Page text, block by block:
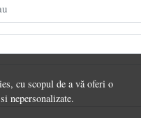
cu scopul de a vă oferi o
nepersonalizate.